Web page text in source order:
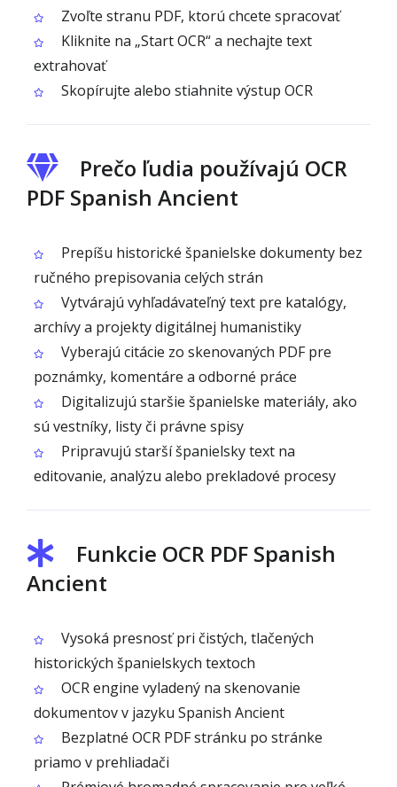
Zvoľte stranu PDF, ktorú chcete spracovať
Kliknite na „Start OCR“ a nechajte text
extrahovať
Skopírujte alebo stiahnite výstup OCR
Prečo ľudia používajú OCR
PDF Spanish Ancient
Prepíšu historické španielske dokumenty bez
ručného prepisovania celých strán
Vytvárajú vyhľadávateľný text pre katalógy,
archívy a projekty digitálnej humanistiky
Vyberajú citácie zo skenovaných PDF pre
poznámky, komentáre a odborné práce
Digitalizujú staršie španielske materiály, ako
sú vestníky, listy či právne spisy
Pripravujú starší španielsky text na
editovanie, analýzu alebo prekladové procesy
Funkcie OCR PDF Spanish
Ancient
Vysoká presnosť pri čistých, tlačených
historických španielskych textoch
OCR engine vyladený na skenovanie
dokumentov v jazyku Spanish Ancient
Bezplatné OCR PDF stránku po stránke
priamo v prehliadači